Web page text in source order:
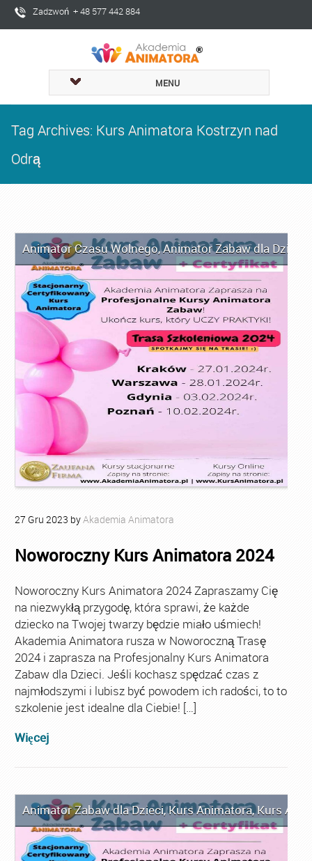
Zadzwoń + 48 577 442 884
MENU
Tag Archives: Kurs Animatora Kostrzyn nad
Odrą
Animator Czasu Wolnego,Animator Zabaw dla Dzieci
27 Gru 2023 byAkademia Animatora
Noworoczny Kurs Animatora 2024
Noworoczny Kurs Animatora 2024 Zapraszamy Cię
na niezwykłą przygodę, która sprawi, że każde
dziecko na Twojej twarzy będzie miało uśmiech!
Akademia Animatora rusza w Noworoczną Trasę
2024 i zaprasza na Profesjonalny Kurs Animatora
Zabaw dla Dzieci. Jeśli kochasz spędzać czas z
najmłodszymi i lubisz być powodem ich radości, to to
szkolenie jest idealne dla Ciebie! […]
Więcej
Animator Zabaw dla Dzieci,Kurs Animatora,Kurs